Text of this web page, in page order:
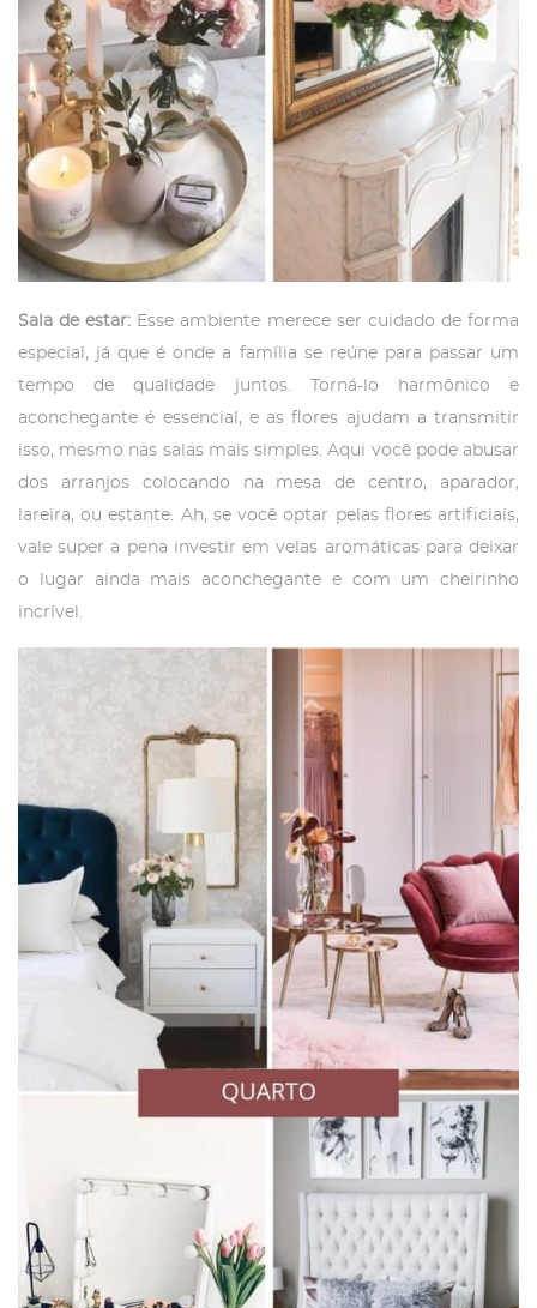
Sala de estar: Esse ambiente merece ser cuidado de forma
especial, já que é onde a família se reúne para passar um
tempo de qualidade juntos. Torná-lo harmônico e
aconchegante é essencial, e as flores ajudam a transmitir
isso, mesmo nas salas mais simples. Aqui você pode abusar
dos arranjos colocando na mesa de centro, aparador,
lareira, ou estante. Ah, se você optar pelas flores artificiais,
vale super a pena investir em velas aromáticas para deixar
o lugar ainda mais aconchegante e com um cheirinho
incrível.